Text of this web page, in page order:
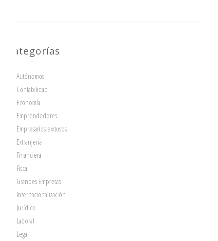
Categorías
Autónomos
Contabilidad
Economía
Emprendedores
Empresarios exitosos
Extranjería
Financiera
Fiscal
Grandes Empresas
Internacionalización
Jurídico
Laboral
Legal